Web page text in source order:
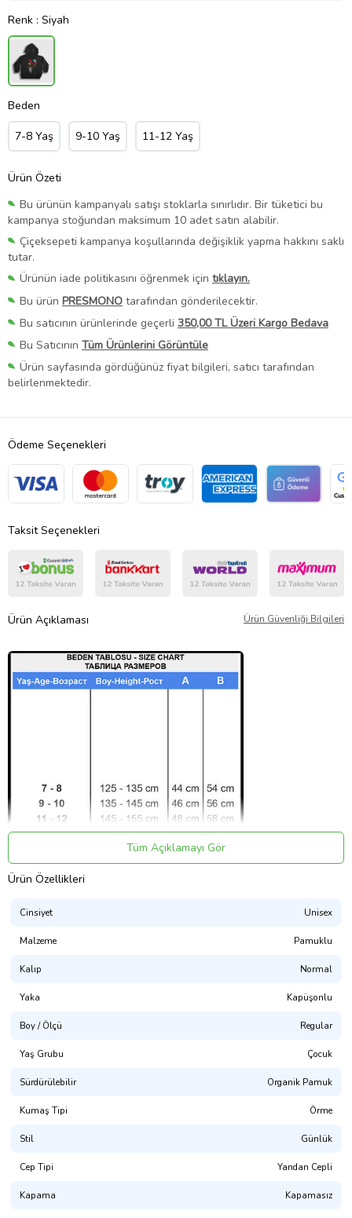
Renk : Siyah
Beden
7-8 Yaş 9-10 Yaş 11-12 Yaş
Ürün Özeti
Bu ürünün kampanyalı satışı stoklarla sınırlıdır. Bir tüketici bu
kampanya stoğundan maksimum 10 adet satın alabilir.
Çiçeksepeti kampanya koşullarında değişiklik yapma hakkını saklı
tutar.
Ürünün iade politikasını öğrenmek için tıklayın.
Bu ürün PRESMONO tarafından gönderilecektir.
Bu satıcının ürünlerinde geçerli 350,00 TL Üzeri Kargo Bedava
Bu Satıcının Tüm Ürünlerini Görüntüle
Ürün sayfasında gördüğünüz fiyat bilgileri, satıcı tarafından
belirlenmektedir.
Ödeme Seçenekleri
Taksit Seçenekleri
Ürün Açıklaması Ürün Güvenliği Bilgileri
Presmono
Kalıp: Normal Kesim (Unisex. Hem Erkek Hem Kız Çocuk Giyime
Uygundur)
%100 Pamuklu. 3 İplik Kumaş.
(NOT: Uygun bedeni bulamadınız mı? Mağaza sayfamızda
Tüm Açıklamayı Gör
Ürün Özellikleri
Cinsiyet Unisex
Malzeme Pamuklu
Kalıp Normal
Yaka Kapüşonlu
Boy / Ölçü Regular
Yaş Grubu Çocuk
Sürdürülebilir Organik Pamuk
Kumaş Tipi Örme
Stil Günlük
Cep Tipi Yandan Cepli
Kapama Kapamasız